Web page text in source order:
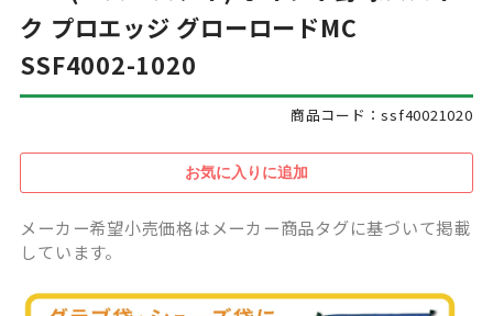
ク プロエッジ グローロードMC
SSF4002-1020
商品コード：ssf40021020
メーカー希望小売価格はメーカー商品タグに基づいて掲載
しています。